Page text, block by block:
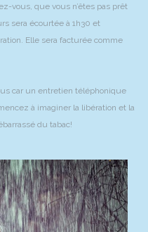
vous, que vous n’êtes pas prêt
sera écourtée à 1h30 et
Elle sera facturée comme
car un entretien téléphonique
à imaginer la libération et la
du tabac!